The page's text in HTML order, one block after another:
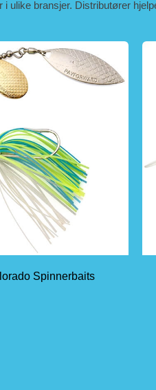
i ulike bransjer. Distributører
Spinnerbaits